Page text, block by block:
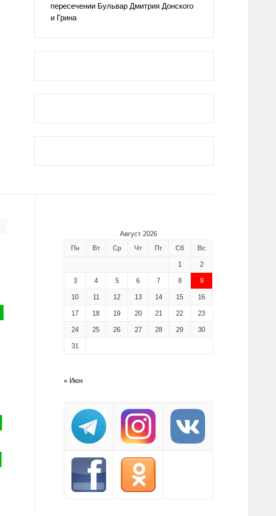
пересечении Бульвар Дмитрия Донского
и Грина
Август 2026
Пн
Вт Ср Чт Пт Сб Вс
1 2
3 4 5 6 7 8 9
10 11 12 13 14 15 16
17 18 19 20 21 22 23
24 25 26 27 28 29 30
31
« Июн